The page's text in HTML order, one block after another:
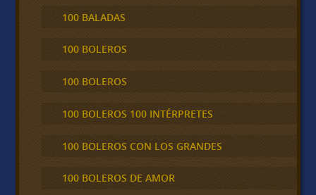
100 BALADAS
100 BOLEROS
100 BOLEROS
100 BOLEROS 100 INTÉRPRETES
100 BOLEROS CON LOS GRANDES
100 BOLEROS DE AMOR